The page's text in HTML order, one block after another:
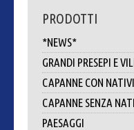
PRODOTTI
*NEWS*
GRANDI PRESEPI E
CAPANNE CON
CAPANNE SENZA
PAESAGGI